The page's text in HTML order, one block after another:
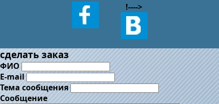
!---->
сделать заказ
ФИО
E-mail
Тема сообщения
Сообщение